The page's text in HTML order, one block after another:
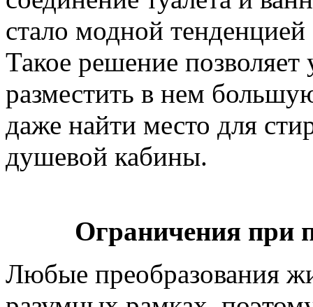
стало модной
Такое решение
разместить в нем
даже найти место для
душевой кабины.
Ограничения при
Любые преобразования